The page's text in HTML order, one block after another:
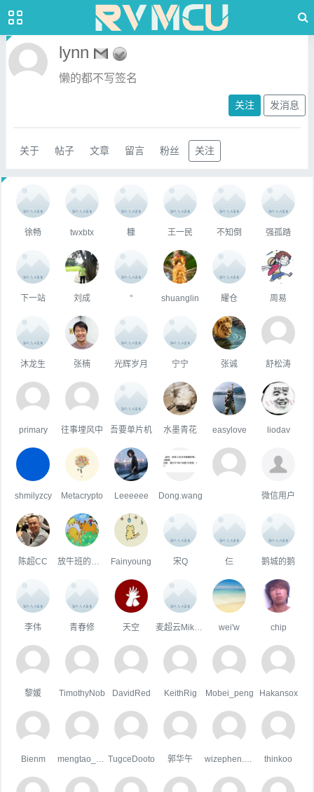
lynn
懒的都不写签名
关注 发消息
关于 帖子 文章 留言 粉丝 关注
徐畅 twxbtx 糠 王一民 不知倒 强孤踏
下一站 刘成 ° shuanglin 耀仓 周易
沐龙生 张楠 光辉岁月 宁宁 张诚 舒松涛
primary 往事埋风中 吾要单片机 水墨青花 easylove liodav
shmilyzcy Metacrypto Leeeeee Dong.wang 微信用户
陈超CC Fainyoung 宋Q 仨 鹅城的鹅
李伟 青春修 天空 wei'w chip
黎媛 TimothyNob DavidRed KeithRig Mobei_peng Hakansox
Bienm TugceDooto 郭华午 thinkoo